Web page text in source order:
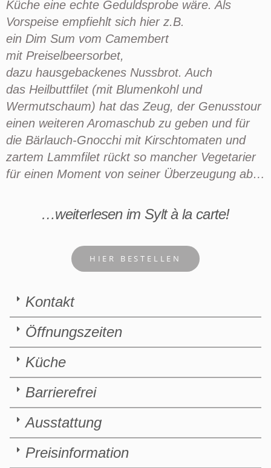
Küche eine echte Geduldsprobe wäre. Als
Vorspeise empfiehlt sich hier z.B.
ein Dim Sum vom Camembert
mit Preiselbeersorbet,
dazu hausgebackenes Nussbrot. Auch
das Heilbuttfilet (mit Blumenkohl und
Wermutschaum) hat das Zeug, der Genusstour
einen weiteren Aromaschub zu geben und für
die Bärlauch-Gnocchi mit Kirschtomaten und
zartem Lammfilet rückt so mancher Vegetarier
für einen Moment von seiner Überzeugung ab…
…weiterlesen im Sylt à la carte!
HIER BESTELLEN
Kontakt
Öffnungszeiten
Küche
Barrierefrei
Ausstattung
Preisinformation